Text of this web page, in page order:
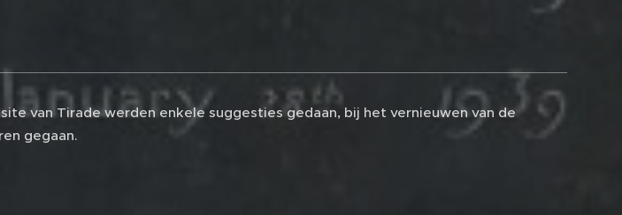
van Tirade werden enkele suggesties gedaan, bij het vernieuwen van de
gegaan.